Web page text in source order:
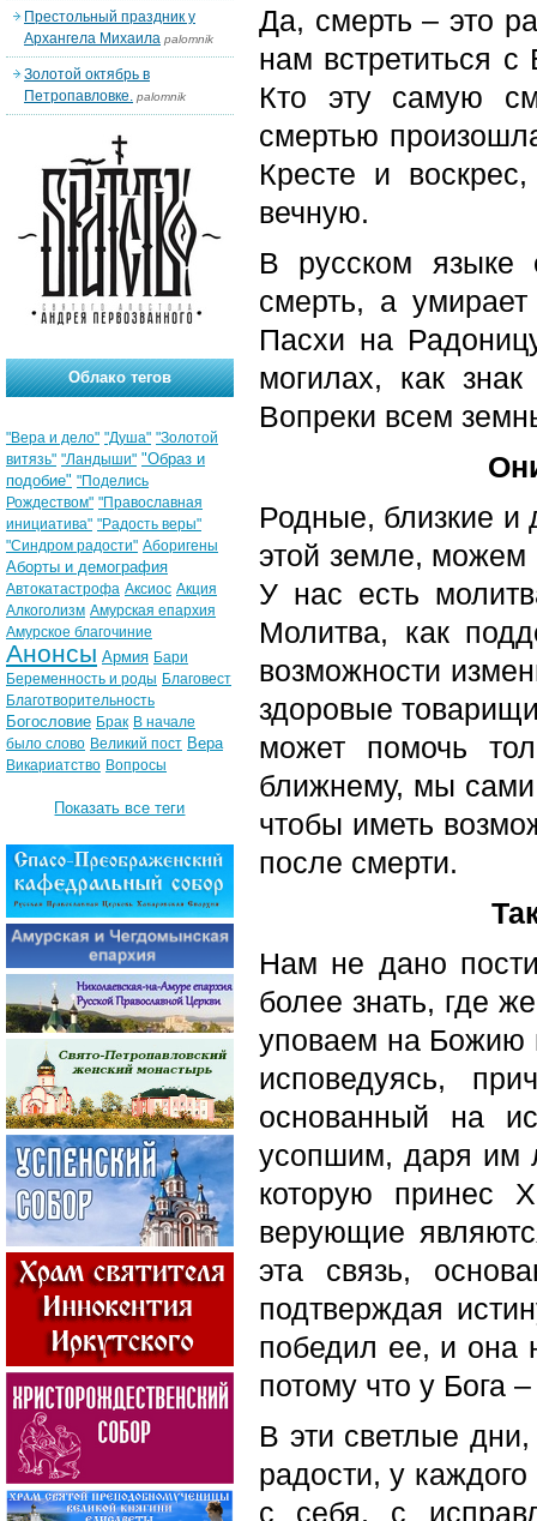
Да, смерть – это
нам встретиться
Кто эту самую
смертью
Кресте и
вечную.
В русском языке
смерть, а
Пасхи на
могилах, как
Вопреки всем
Родные, близкие
этой земле, можем
У нас есть
Молитва, как
возможности
здоровые
может помочь
ближнему, мы
чтобы иметь
после смерти.
Нам не дано
более знать, где
уповаем на Божию
исповедуясь,
основанный на
усопшим, даря им
которую принес
верующие
эта связь,
подтверждая
победил ее, и она
потому что у Бога
В эти светлые
радости, у
с себя, с
Престольный праздник у
Архангела Михаила palomnik
Золотой октябрь в
Петропавловке. palomnik
Облако тегов
"Вера и дело" "Душа" "Золотой
витязь" "Ландыши" "Образ и
подобие" "Поделись
Рождеством" "Православная
инициатива" "Радость веры"
"Синдром радости" Аборигены
Аборты и демография
Автокатастрофа Аксиос Акция
Алкоголизм Амурская епархия
Амурское благочиние
Анонсы Армия Бари
Беременность и роды Благовест
Благотворительность
Богословие Брак В начале
было слово Великий пост Вера
Викариатство Вопросы
Показать все теги